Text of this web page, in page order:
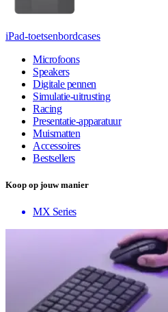
iPad-toetsenbordcases
Microfoons
Speakers
Digitale pennen
Simulatie-uitrusting
Racing
Presentatie-apparatuur
Muismatten
Accessoires
Bestsellers
Koop op jouw manier
MX Series